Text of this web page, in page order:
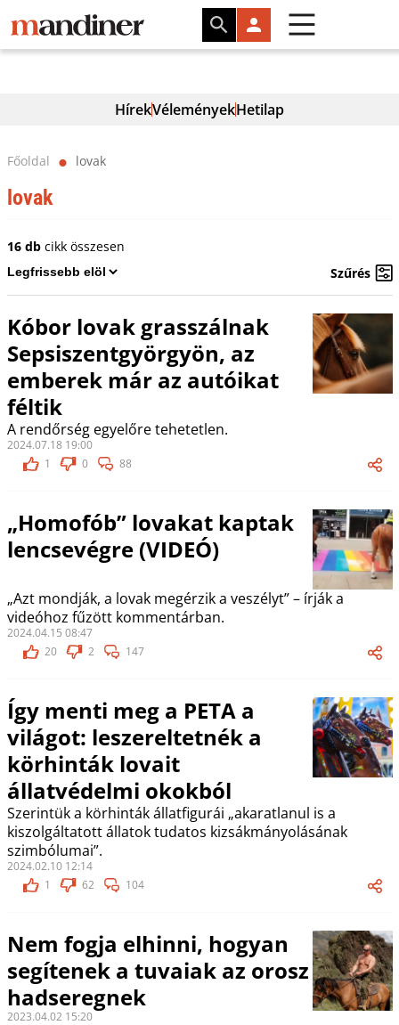
HírekVéleményekHetilap
Főoldal ⬤ lovak
lovak
16 dbcikk összesen
Szűrés
Kóbor lovak grasszálnak
Sepsiszentgyörgyön, az
emberek már az autóikat
féltik
A rendőrség egyelőre tehetetlen.
2024.07.18 19:00
1
0 88
„Homofób” lovakat kaptak
lencsevégre (VIDEÓ)
„Azt mondják, a lovak megérzik a veszélyt” – írják a
videóhoz fűzött kommentárban.
2024.04.15 08:47
20
2 147
Így menti meg a PETA a
világot: leszereltetnék a
körhinták lovait
állatvédelmi okokból
Szerintük a körhinták állatfigurái „akaratlanul is a
kiszolgáltatott állatok tudatos kizsákmányolásának
szimbólumai”.
2024.02.10 12:14
1
62 104
Nem fogja elhinni, hogyan
segítenek a tuvaiak az orosz
hadseregnek
2023.04.02 15:20